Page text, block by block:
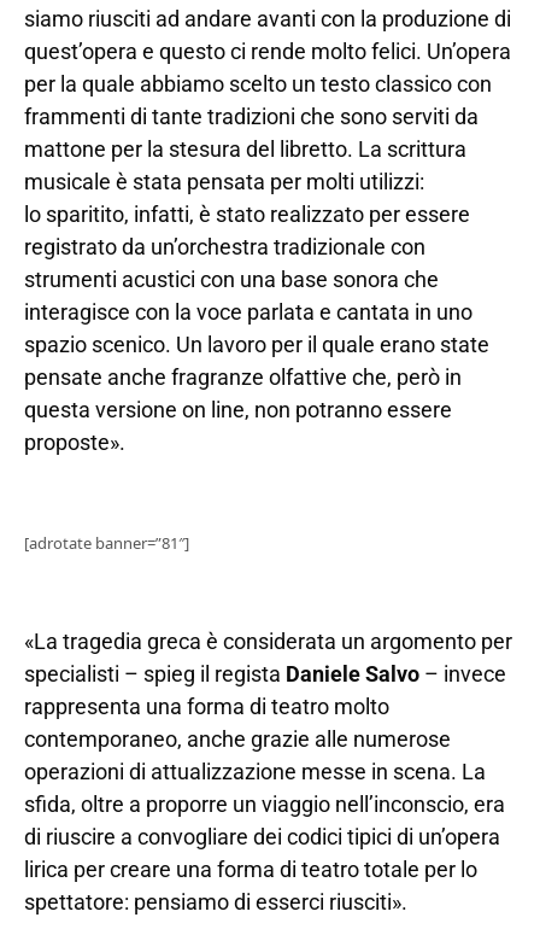
siamo riusciti ad andare avanti con la produzione di
quest’opera e questo ci rende molto felici. Un’opera
per la quale abbiamo scelto un testo classico con
frammenti di tante tradizioni che sono serviti da
mattone per la stesura del libretto. La scrittura
musicale è stata pensata per molti utilizzi:
lo sparitito, infatti, è stato realizzato per essere
registrato da un’orchestra tradizionale con
strumenti acustici con una base sonora che
interagisce con la voce parlata e cantata in uno
spazio scenico. Un lavoro per il quale erano state
pensate anche fragranze olfattive che, però in
questa versione on line, non potranno essere
proposte».
[adrotate banner=”81″]
«La tragedia greca è considerata un argomento per
specialisti – spieg il regista Daniele Salvo – invece
rappresenta una forma di teatro molto
contemporaneo, anche grazie alle numerose
operazioni di attualizzazione messe in scena. La
sfida, oltre a proporre un viaggio nell’inconscio, era
di riuscire a convogliare dei codici tipici di un’opera
lirica per creare una forma di teatro totale per lo
spettatore: pensiamo di esserci riusciti».